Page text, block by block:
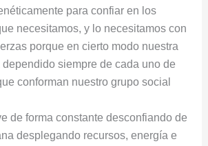
para confiar en los
necesitamos, y lo necesitamos con
porque en cierto modo nuestra
siempre de cada uno de
conforman nuestro grupo social
de forma constante desconfiando de
desplegando recursos, energía e